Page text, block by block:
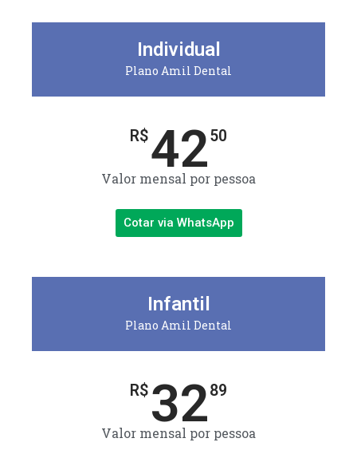
Individual
Plano Amil Dental
R$4250
Valor mensal por pessoa
Cotar via WhatsApp
Infantil
Plano Amil Dental
R$ 3289
Valor mensal por pessoa